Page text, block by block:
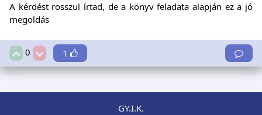
A kérdést rosszul írtad, de a könyv feladata alapján ez a jó
megoldás
0 1
GY.I.K.